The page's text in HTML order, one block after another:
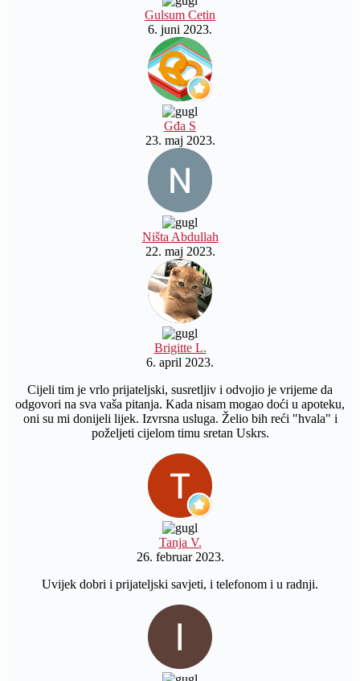
Gulsum Cetin
6. juni 2023.
Gđa S
23. maj 2023.
Ništa Abdullah
22. maj 2023.
Brigitte L.
6. april 2023.
Cijeli tim je vrlo prijateljski, susretljiv i odvojio je vrijeme da
odgovori na sva vaša pitanja. Kada nisam mogao doći u apoteku,
oni su mi donijeli lijek. Izvrsna usluga. Želio bih reći "hvala" i
poželjeti cijelom timu sretan Uskrs.
Tanja V.
26. februar 2023.
Uvijek dobri i prijateljski savjeti, i telefonom i u radnji.